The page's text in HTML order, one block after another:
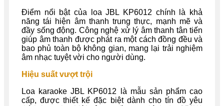
Điểm nổi bật của loa JBL KP6012 chính là khả
năng tái hiện âm thanh trung thực, mạnh mẽ và
đầy sống động. Công nghệ xử lý âm thanh tân tiến
giúp âm thanh được phát ra một cách đồng đều và
bao phủ toàn bộ không gian, mang lại trải nghiệm
âm nhạc tuyệt vời cho người dùng.
Hiệu suất vượt trội
Loa karaoke JBL KP6012 là mẫu sản phẩm cao
cấp, được thiết kế đặc biệt dành cho tín đồ yêu